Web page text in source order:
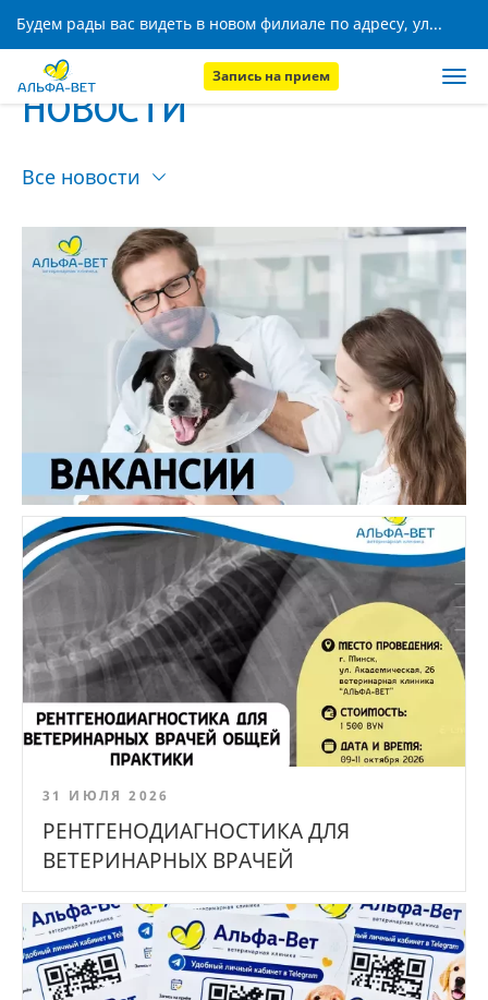
Будем рады вас видеть в новом филиале по адресу, ул. Кижеватова, 8!
Запись на прием
НОВОСТИ
Все новости
31 ИЮЛЯ 2026
РЕНТГЕНОДИАГНОСТИКА ДЛЯ
ВЕТЕРИНАРНЫХ ВРАЧЕЙ